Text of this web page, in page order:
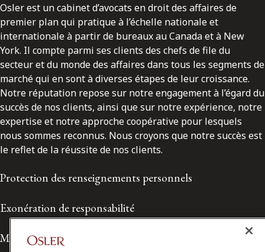
Osler est un cabinet d’avocats en droit des affaires de
premier plan qui pratique à l’échelle nationale et
internationale à partir de bureaux au Canada et à New
York. Il compte parmi ses clients des chefs de file du
secteur et du monde des affaires dans tous les segments de
marché qui en sont à diverses étapes de leur croissance.
Notre réputation repose sur notre engagement à l’égard du
succès de nos clients, ainsi que sur notre expérience, notre
expertise et notre approche coopérative pour lesquels
nous sommes reconnus. Nous croyons que notre succès est
le reflet de la réussite de nos clients.
Protection des renseignements personnels
Exonération de responsabilité
Modalités de prestation de services